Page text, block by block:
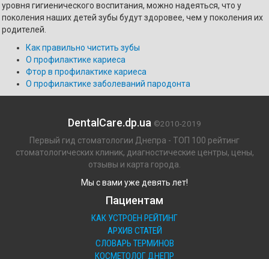
уровня гигиенического воспитания, можно надеяться, что у
поколения наших детей зубы будут здоровее, чем у поколения их
родителей.
Как правильно чистить зубы
О профилактике кариеса
Фтор в профилактике кариеса
О профилактике заболеваний пародонта
DentalCare.dp.ua ©2010-2019
Первый гид стоматологии Днепра - ТОП 100 рейтинг
стоматологических клиник, диагностические центры, цены,
отзывы и карта города.
Мы с вами уже девять лет!
Пациентам
КАК УСТРОЕН РЕЙТИНГ
АРХИВ СТАТЕЙ
СЛОВАРЬ ТЕРМИНОВ
КОСМЕТОЛОГ ДНЕПР